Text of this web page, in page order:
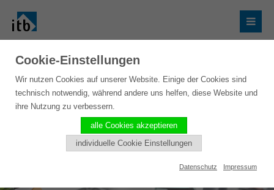
Cookie-Einstellungen
Wir nutzen Cookies auf unserer Website. Einige der Cookies sind
technisch notwendig, während andere uns helfen, diese Website und
ihre Nutzung zu verbessern.
alle Cookies akzeptieren
individuelle Cookie Einstellungen
Datenschutz Impressum